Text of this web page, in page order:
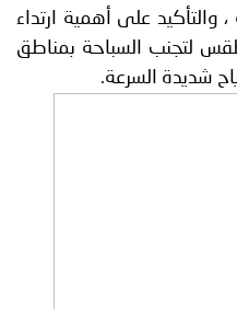
والتأكيد على أهمية ارتداء
لتجنب السباحة بمناطق
شديدة السرعة.